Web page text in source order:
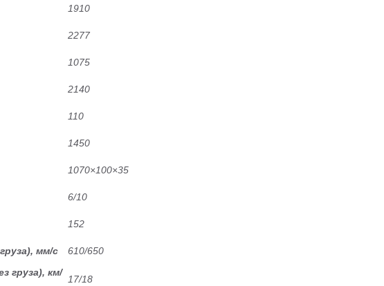
1910
2277
1075
2140
110
1450
1070×100×35
6/10
152
мм/с
610/650
груза), км/
17/18